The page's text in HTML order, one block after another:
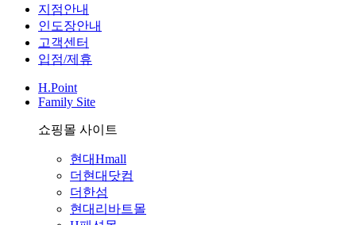
지점안내
인도장안내
고객센터
입점/제휴
H.Point
Family Site
쇼핑몰 사이트
현대Hmall
더현대닷컴
더한섬
현대리바트몰